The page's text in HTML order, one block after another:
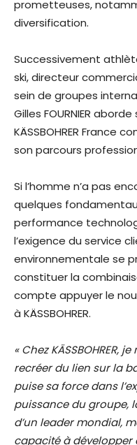
prometteuses,
diversification.
Successivement
ski, directeur
sein de groupes
Gilles FOURNIER
KÄSSBOHRER France
son parcours
Si l’homme n’a pas
quelques
performance
l’exigence du service
environnementale se
constituer la
compte appuyer le
à KÄSSBOHRER.
« Chez KÄSSBOHRER,
recréer du lien sur la
puise sa force dans
puissance du groupe,
d’un leader mondial,
capacité à développer